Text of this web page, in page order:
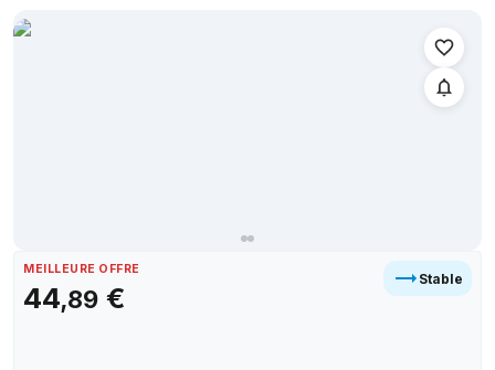
MEILLEURE OFFRE
44,89 €
Stable
13 mai 2026
29 juillet 2026